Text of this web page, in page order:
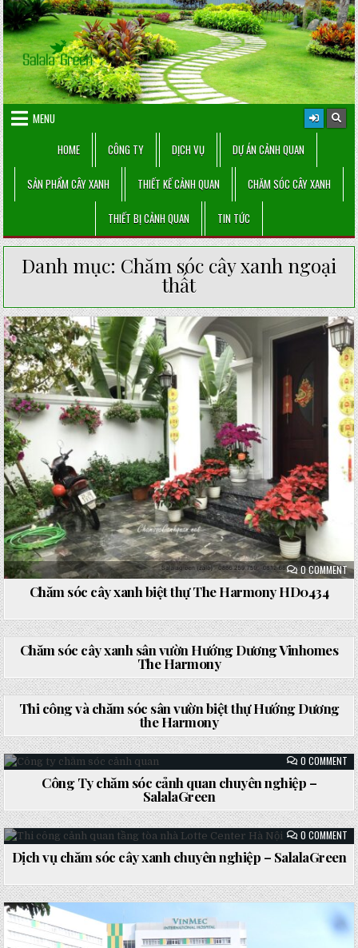
Skip
to
content
MENU
HOME
CÔNG TY DỊCH VỤ DỰ ÁN CẢNH QUAN
SẢN PHẨM CÂY XANH THIẾT KẾ CẢNH QUAN CHĂM SÓC CÂY XANH
THIẾT BỊ CẢNH QUAN TIN TỨC
Danh mục: Chăm sóc cây xanh ngoại
thất
0 COMMENTON
Posted
in
Chăm sóc cây xanh biệt thự The Harmony HD0434
0 COMMENTON
Posted
in
Chăm sóc cây xanh sân vườn Hướng Dương Vinhomes
The Harmony
0 COMMENTON
VÀ
Posted
in
Thi công và chăm sóc sân vườn biệt thự Hướng Dương
the Harmony
0 COMMENTON
TY
–
in
Công Ty chăm sóc cảnh quan chuyên nghiệp –
SalalaGreen
0 COMMENTON
VỤ
–
Posted
in
Dịch vụ chăm sóc cây xanh chuyên nghiệp – SalalaGreen
Posted